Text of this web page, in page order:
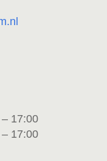
17:00
17:00